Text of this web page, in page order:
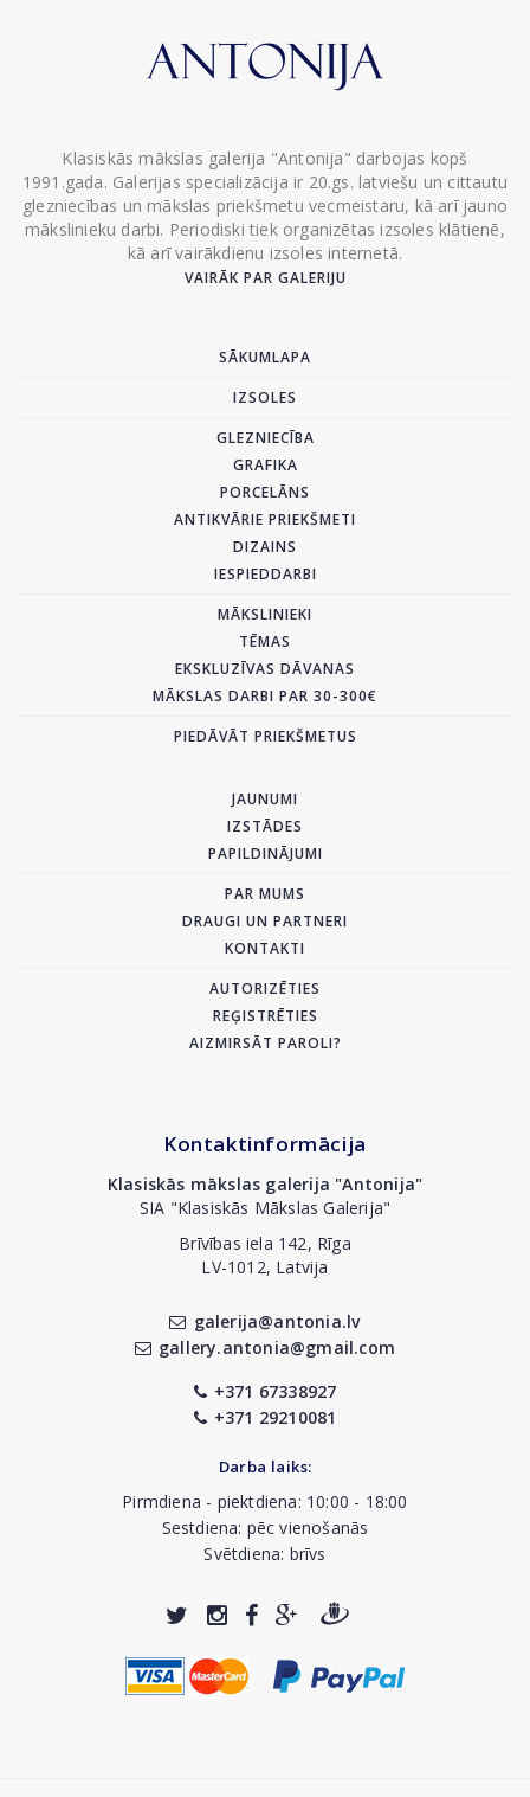
Klasiskās mākslas galerija "Antonija" darbojas kopš
1991.gada. Galerijas specializācija ir 20.gs. latviešu un cittautu
glezniecības un mākslas priekšmetu vecmeistaru, kā arī jauno
mākslinieku darbi. Periodiski tiek organizētas izsoles klātienē,
kā arī vairākdienu izsoles internetā.
VAIRĀK PAR GALERIJU
SĀKUMLAPA
IZSOLES
GLEZNIECĪBA
GRAFIKA
PORCELĀNS
ANTIKVĀRIE PRIEKŠMETI
DIZAINS
IESPIEDDARBI
MĀKSLINIEKI
TĒMAS
EKSKLUZĪVAS DĀVANAS
MĀKSLAS DARBI PAR 30-300€
PIEDĀVĀT PRIEKŠMETUS
JAUNUMI
IZSTĀDES
PAPILDINĀJUMI
PAR MUMS
DRAUGI UN PARTNERI
KONTAKTI
AUTORIZĒTIES
REĢISTRĒTIES
AIZMIRSĀT PAROLI?
Kontaktinformācija
Klasiskās mākslas galerija "Antonija"
SIA "Klasiskās Mākslas Galerija"
Brīvības iela 142, Rīga
LV-1012, Latvija
galerija@antonia.lv
gallery.antonia@gmail.com
+371 67338927
+371 29210081
Darba laiks:
Pirmdiena - piektdiena: 10:00 - 18:00
Sestdiena: pēc vienošanās
Svētdiena: brīvs